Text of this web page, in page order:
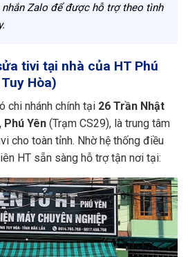
Zalo để được hỗ trợ theo tình
tivi tại nhà của HT Phú
Hòa)
chi nhánh chính tại 26 Trần Nhật
Phú Yên (Trạm CS29), là trung tâm
cho toàn tỉnh. Nhờ hệ thống điều
HT sẵn sàng hỗ trợ tận nơi tại: